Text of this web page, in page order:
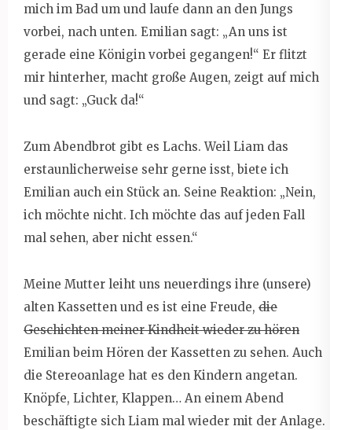
mich im Bad um und laufe dann an den Jungs
vorbei, nach unten. Emilian sagt: „An uns ist
gerade eine Königin vorbei gegangen!“ Er flitzt
mir hinterher, macht große Augen, zeigt auf mich
und sagt: „Guck da!“
Zum Abendbrot gibt es Lachs. Weil Liam das
erstaunlicherweise sehr gerne isst, biete ich
Emilian auch ein Stück an. Seine Reaktion: „Nein,
ich möchte nicht. Ich möchte das auf jeden Fall
mal sehen, aber nicht essen.“
Meine Mutter leiht uns neuerdings ihre (unsere)
alten Kassetten und es ist eine Freude, die
Geschichten meiner Kindheit wieder zu hören
Emilian beim Hören der Kassetten zu sehen. Auch
die Stereoanlage hat es den Kindern angetan.
Knöpfe, Lichter, Klappen… An einem Abend
beschäftigte sich Liam mal wieder mit der Anlage.